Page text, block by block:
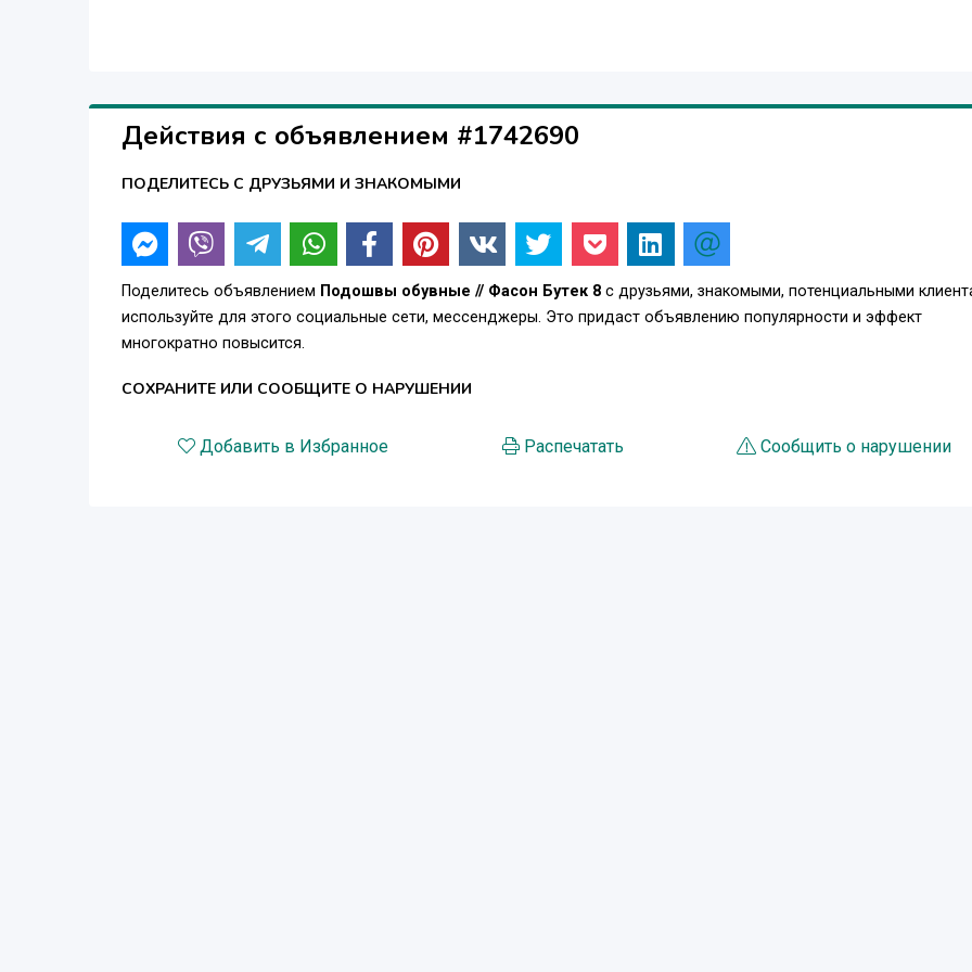
Действия с объявлением #1742690
ПОДЕЛИТЕСЬ С ДРУЗЬЯМИ И ЗНАКОМЫМИ
Поделитесь объявлением Подошвы обувные // Фасон Бутек 8 с друзьями, знакомыми, потенциальными
используйте для этого социальные сети, мессенджеры. Это придаст объявлению популярности и эффект
многократно повысится.
СОХРАНИТЕ ИЛИ СООБЩИТЕ О НАРУШЕНИИ
Добавить в Избранное Распечатать Сообщить о нарушении